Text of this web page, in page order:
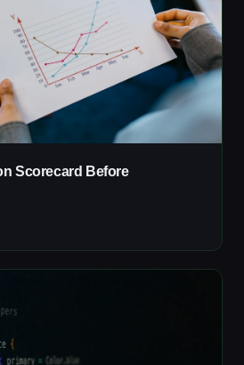
Scorecard Before